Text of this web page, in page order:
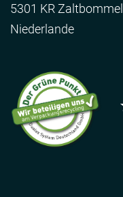
5301 KR Zaltbommel
Niederlande